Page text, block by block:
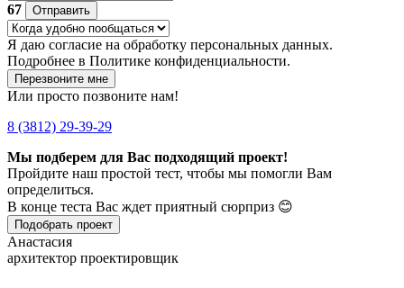
67
Отправить
Я даю согласие на обработку персональных данных.
Подробнее в Политике конфиденциальности.
Перезвоните мне
Или просто позвоните нам!
8 (3812) 29-39-29
Мы подберем для Вас подходящий проект!
Пройдите наш простой тест, чтобы мы помогли Вам
определиться.
В конце теста Вас ждет приятный сюрприз 😊
Подобрать проект
Анастасия
архитектор проектировщик